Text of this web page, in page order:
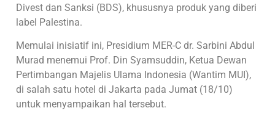
Divest dan Sanksi (BDS), khususnya produk yang diberi
label Palestina.
Memulai inisiatif ini, Presidium MER-C dr. Sarbini Abdul
Murad menemui Prof. Din Syamsuddin, Ketua Dewan
Pertimbangan Majelis Ulama Indonesia (Wantim MUI),
di salah satu hotel di Jakarta pada Jumat (18/10)
untuk menyampaikan hal tersebut.